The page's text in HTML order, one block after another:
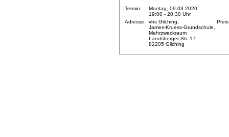
Termin:
Montag, 09.03.2020
19:00 - 20:30 Uhr
Adresse:
vhs Gilching,
James-Kruess-Grundschule,
Mehrzweckraum
Landsberger Str. 17
82205 Gilching